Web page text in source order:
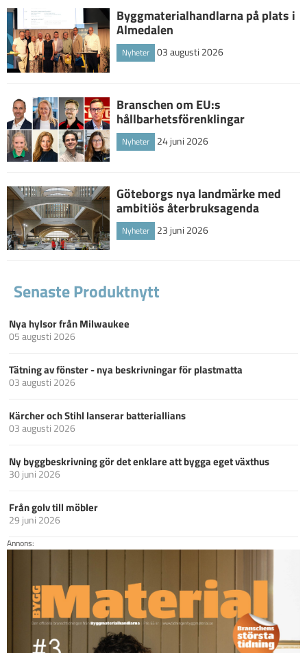
Byggmaterialhandlarna på plats i
Almedalen
Nyheter 03 augusti 2026
Branschen om EU:s
hållbarhetsförenklingar
Nyheter 24 juni 2026
Göteborgs nya landmärke med
ambitiös återbruksagenda
Nyheter 23 juni 2026
Senaste Produktnytt
Nya hylsor från Milwaukee
05 augusti 2026
Tätning av fönster - nya beskrivningar för plastmatta
03 augusti 2026
Kärcher och Stihl lanserar batteriallians
03 augusti 2026
Ny byggbeskrivning gör det enklare att bygga eget växthus
30 juni 2026
Från golv till möbler
29 juni 2026
Annons: